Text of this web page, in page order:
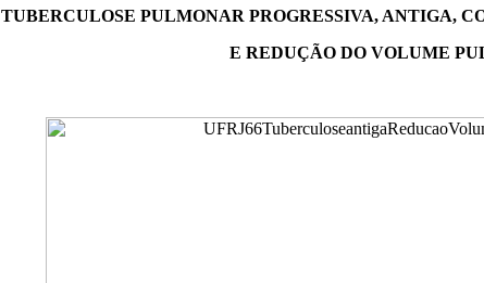
TUBERCULOSE PULMONAR PROGRESSIVA, ANTIGA,
E REDUÇÃO DO VOLUME